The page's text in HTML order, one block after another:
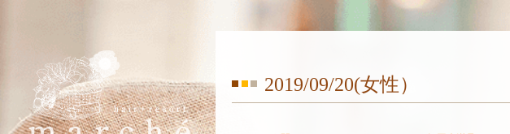
2019/09/20(女性）